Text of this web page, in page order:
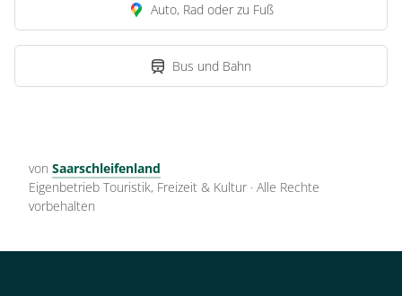
Auto, Rad oder zu Fuß
Bus und Bahn
von Saarschleifenland
Eigenbetrieb Touristik, Freizeit & Kultur · Alle Rechte
vorbehalten